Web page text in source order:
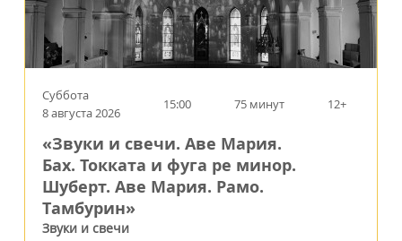
Суббота
8 августа 2026
15:00 75 минут 12+
«Звуки и свечи. Аве Мария.
Бах. Токката и фуга ре минор.
Шуберт. Аве Мария. Рамо.
Тамбурин»
Звуки и свечи